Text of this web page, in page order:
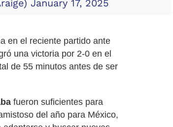
January 17, 2025
en el reciente partido ante
una victoria por 2-0 en el
de 55 minutos antes de ser
fueron suficientes para
del año para México,